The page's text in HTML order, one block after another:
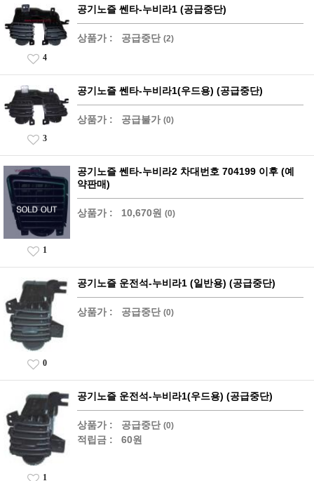
공기노즐 쎈타-누비라1 (공급중단)
상품가 : 공급중단 (2)
4
공기노즐 쎈타-누비라1(우드용) (공급중단)
상품가 : 공급불가 (0)
3
공기노즐 쎈타-누비라2 차대번호 704199 이후 (예
약판매)
상품가 : 10,670원 (0)
1
공기노즐 운전석-누비라1 (일반용) (공급중단)
상품가 : 공급중단 (0)
0
공기노즐 운전석-누비라1(우드용) (공급중단)
상품가 : 공급중단 (0)
적립금 : 60원
1